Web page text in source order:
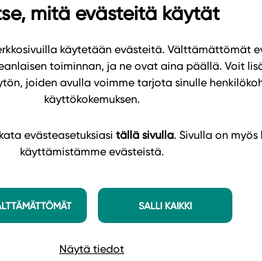
mitä evästeitä käytät
käytetään evästeitä. Välttämättömät
toiminnan, ja ne ovat aina päällä. Voit
joiden avulla voimme tarjota sinulle
käyttökokemuksen.
evästeasetuksiasi tällä sivulla. Sivulla on
käyttämistämme evästeistä.
SALLI KAIKKI
Näytä tiedot
omassa opetuksessasi ja
ensisijaisesti uusille
voi tulla käyttökokemuksesta
kysymyksiä Studeon